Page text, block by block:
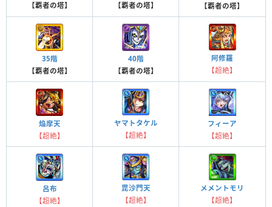
【覇者の塔】
【覇者の塔】
【覇者の塔】
35階
【覇者の塔】
40階
【覇者の塔】
阿修羅
【超絶】
焔摩天
【超絶】
ヤマトタケル
【超絶】
フィーア
【超絶】
呂布
【超絶】
毘沙門天
【超絶】
メメントモリ
【超絶】